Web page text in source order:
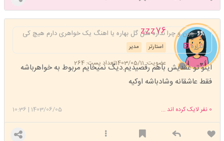
zzz76
مدیر استارتر
عضویت: 1403/05/11 تعداد پست: 264
چون و چرا نداره مثل گل بهاره یا اهنگ یک خواهری دارم هیچ کی
نداره
اینو تو عقدیش باهم رقصیدیم.دیگ نمیخایم مربوط به خواهرباشه
فقط عاشقانه وشادباشه اوکیه
1403/06/05
|
10:36 0 نفر لایک کرده اند ...